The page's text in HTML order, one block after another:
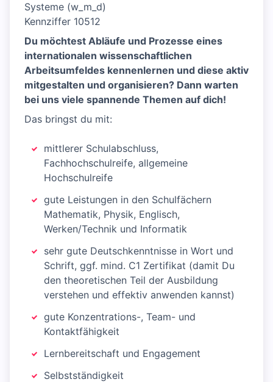
Systeme (w_m_d)
Kennziffer 10512
Du möchtest Abläufe und Prozesse eines
internationalen wissenschaftlichen
Arbeitsumfeldes kennenlernen und diese aktiv
mitgestalten und organisieren? Dann warten
bei uns viele spannende Themen auf dich!
Das bringst du mit:
mittlerer Schulabschluss,
Fachhochschulreife, allgemeine
Hochschulreife
gute Leistungen in den Schulfächern
Mathematik, Physik, Englisch,
Werken/Technik und Informatik
sehr gute Deutschkenntnisse in Wort und
Schrift, ggf. mind. C1 Zertifikat (damit Du
den theoretischen Teil der Ausbildung
verstehen und effektiv anwenden kannst)
gute Konzentrations-, Team- und
Kontaktfähigkeit
Lernbereitschaft und Engagement
Selbstständigkeit